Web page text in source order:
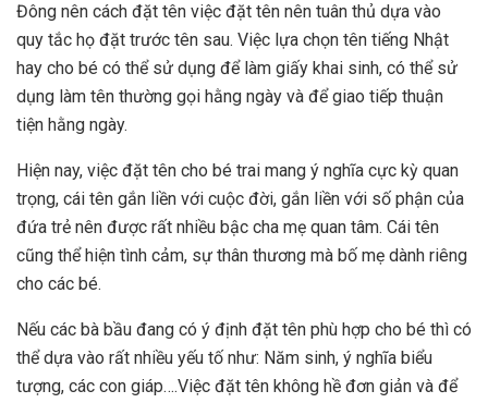
Đông nên cách đặt tên việc đặt tên nên tuân thủ dựa vào
quy tắc họ đặt trước tên sau. Việc lựa chọn tên tiếng Nhật
hay cho bé có thể sử dụng để làm giấy khai sinh, có thể sử
dụng làm tên thường gọi hằng ngày và để giao tiếp thuận
tiện hằng ngày.
Hiện nay, việc đặt tên cho bé trai mang ý nghĩa cực kỳ quan
trọng, cái tên gắn liền với cuộc đời, gắn liền với số phận của
đứa trẻ nên được rất nhiều bậc cha mẹ quan tâm. Cái tên
cũng thể hiện tình cảm, sự thân thương mà bố mẹ dành riêng
cho các bé.
Nếu các bà bầu đang có ý định đặt tên phù hợp cho bé thì có
thể dựa vào rất nhiều yếu tố như: Năm sinh, ý nghĩa biểu
tượng, các con giáp….Việc đặt tên không hề đơn giản và để